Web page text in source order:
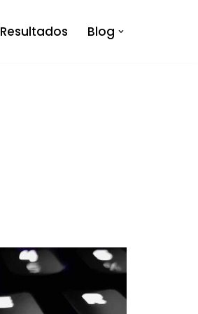
Resultados Blog